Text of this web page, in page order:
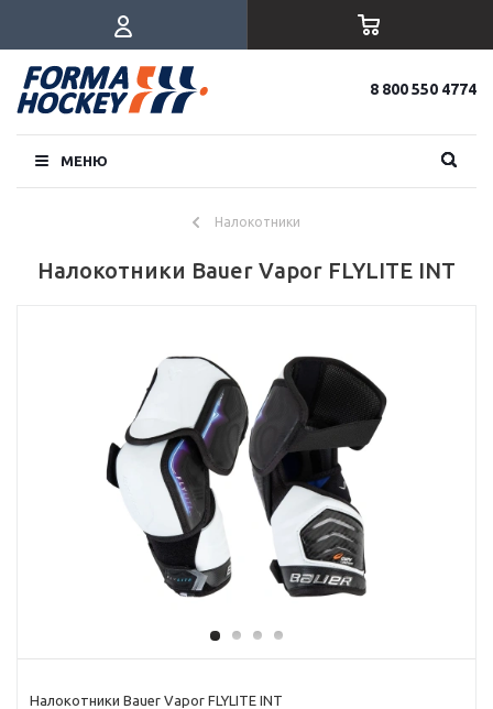
8 800 550 4774
МЕНЮ
Налокотники
Налокотники Bauer Vapor FLYLITE INT
Налокотники Bauer Vapor FLYLITE INT